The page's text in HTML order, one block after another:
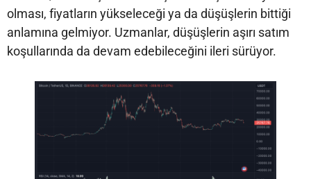
olması, fiyatların yükseleceği ya da düşüşlerin bittiği
anlamına gelmiyor. Uzmanlar, düşüşlerin aşırı satım
koşullarında da devam edebileceğini ileri sürüyor.